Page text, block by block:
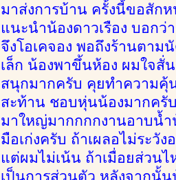
มาส่งการบ้าน ครั้งนี้ขอสัก
แนะนำน้องดาวเรือง บอก
จึงโอเคจอง พอถึงร้านตาม
เล็ก น้องพาขึ้นห้อง ผมใจสั่
สนุกมากครับ คุยทำความคุ้
สะท้าน ชอบหุ่นน้องมากครั
มาใหญ่มากกกกงานอาบน้ำ
มือเก่งครับ ถ้าเผลอไม่ระวั
แต่ผมไม่เน้น ถ้าเมื่อยส่วน
เป็นการส่วนตัว หลังจากนั้